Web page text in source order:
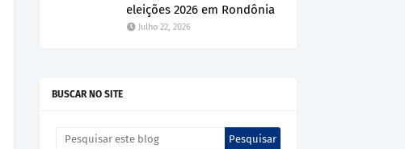
eleições 2026 em Rondônia
Julho 22, 2026
BUSCAR NO SITE